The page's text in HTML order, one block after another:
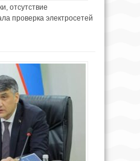
отсутствие
проверка электросетей